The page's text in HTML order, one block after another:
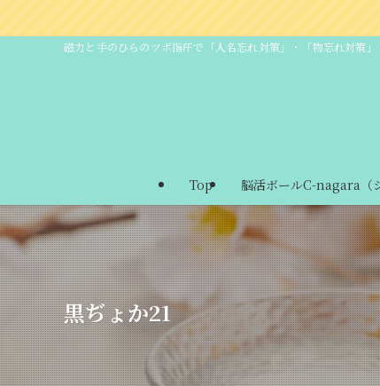
磁力と手のひらのツボ指圧で「人名忘れ対策」・「物忘れ対策」
Top 脳活ボールC-nagara（
黒ぢょか21